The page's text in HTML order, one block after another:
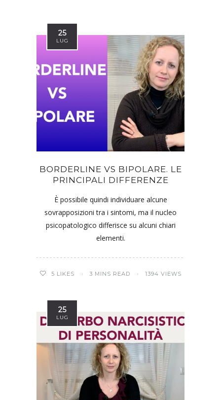
25
LUG
BORDERLINE VS BIPOLARE. LE
PRINCIPALI DIFFERENZE
È possibile quindi individuare alcune
sovrapposizioni tra i sintomi, ma il nucleo
psicopatologico differisce su alcuni chiari
elementi.
5 LIKES 3 MINS READ 1394 VIEWS
25
LUG